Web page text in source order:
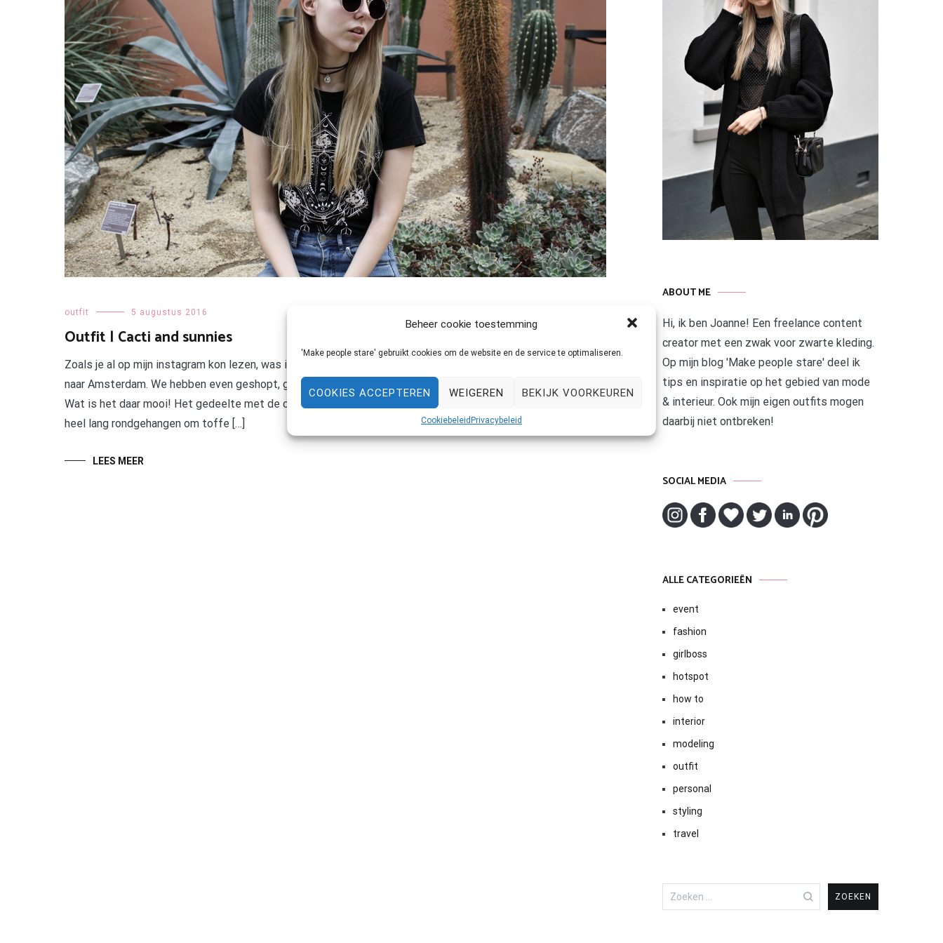
Beheer cookie toestemming
'Make people stare' gebruikt cookies om de website en de service te optimaliseren.
COOKIES ACCEPTEREN WEIGEREN BEKIJK VOORKEUREN
Cookiebeleid Privacybeleid
outfit 5 augustus 2016
Outfit | Cacti and sunnies
Zoals je al op mijn instagram kon lezen, was ik afgelopen woensdag samen met blogvriendinnetje Marion
naar Amsterdam. We hebben even geshopt, gezellig bijgekletst en zijn naar de Hortus Botanicus geweest.
Wat is het daar mooi! Het gedeelte met de cactussen was absoluut onze favoriet. We hebben hier dan ook
heel lang rondgehangen om toffe […]
LEES MEER
ABOUT ME
Hi, ik ben Joanne! Een freelance content
creator met een zwak voor zwarte kleding.
Op mijn blog 'Make people stare' deel ik
tips en inspiratie op het gebied van mode
& interieur. Ook mijn eigen outfits mogen
daarbij niet ontbreken!
SOCIAL MEDIA
ALLE CATEGORIEËN
event
fashion
girlboss
hotspot
how to
interior
modeling
outfit
personal
styling
travel
naar: